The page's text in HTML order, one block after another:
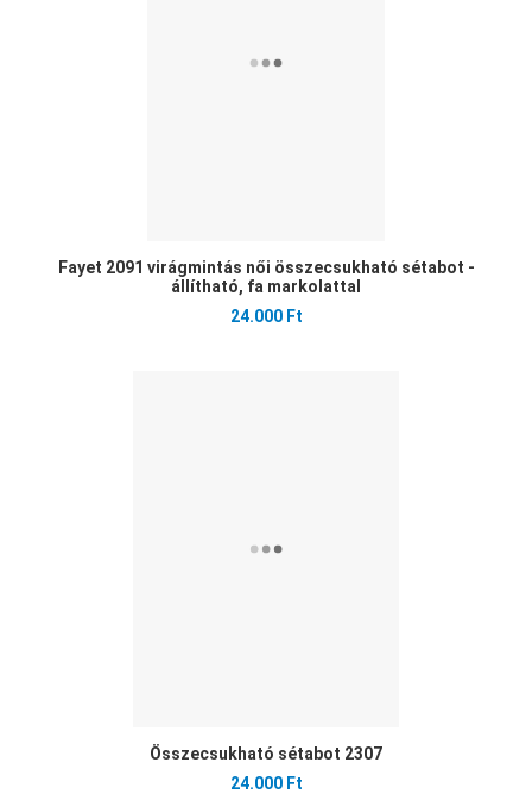
Fayet 2091 virágmintás női összecsukható sétabot -
állítható, fa markolattal
24.000 Ft
Összecsukható sétabot 2307
24.000 Ft